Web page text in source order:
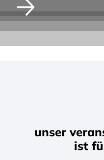
Details
unser
ist